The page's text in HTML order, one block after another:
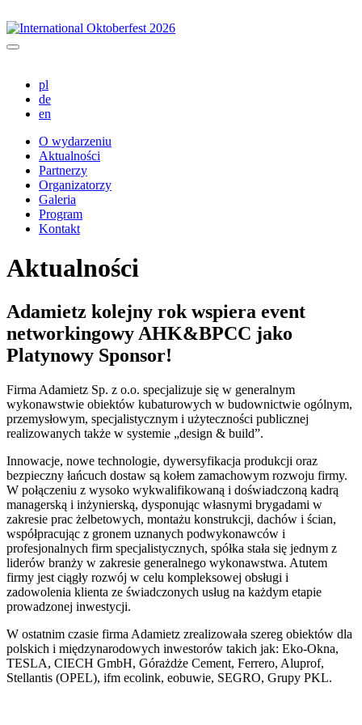
pl
de
en
O wydarzeniu
Aktualności
Partnerzy
Organizatorzy
Galeria
Program
Kontakt
Aktualności
Adamietz kolejny rok wspiera event
networkingowy AHK&BPCC jako
Platynowy Sponsor!
Firma Adamietz Sp. z o.o. specjalizuje się w generalnym
wykonawstwie obiektów kubaturowych w budownictwie ogólnym,
przemysłowym, specjalistycznym i użyteczności publicznej
realizowanych także w systemie „design & build”.
Innowacje, nowe technologie, dywersyfikacja produkcji oraz
bezpieczny łańcuch dostaw są kołem zamachowym rozwoju firmy.
W połączeniu z wysoko wykwalifikowaną i doświadczoną kadrą
managerską i inżynierską, dysponując własnymi brygadami w
zakresie prac żelbetowych, montażu konstrukcji, dachów i ścian,
współpracując z gronem uznanych podwykonawców i
profesjonalnych firm specjalistycznych, spółka stała się jednym z
liderów branży w zakresie generalnego wykonawstwa. Atutem
firmy jest ciągły rozwój w celu kompleksowej obsługi i
zadowolenia klienta ze świadczonych usług na każdym etapie
prowadzonej inwestycji.
W ostatnim czasie firma Adamietz zrealizowała szereg obiektów dla
polskich i międzynarodowych inwestorów takich jak: Eko-Okna,
TESLA, CIECH GmbH, Górażdże Cement, Ferrero, Aluprof,
Stellantis (OPEL), ifm ecolink, eobuwie, SEGRO, Grupy PKL.